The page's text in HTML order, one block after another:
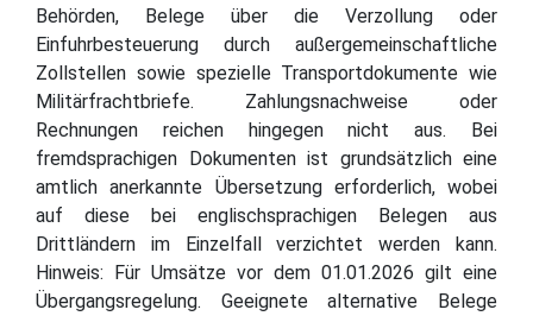
Behörden, Belege über die Verzollung oder
Einfuhrbesteuerung durch außergemeinschaftliche
Zollstellen sowie spezielle Transportdokumente wie
Militärfrachtbriefe. Zahlungsnachweise oder
Rechnungen reichen hingegen nicht aus. Bei
fremdsprachigen Dokumenten ist grundsätzlich eine
amtlich anerkannte Übersetzung erforderlich, wobei
auf diese bei englischsprachigen Belegen aus
Drittländern im Einzelfall verzichtet werden kann.
Hinweis: Für Umsätze vor dem 01.01.2026 gilt eine
Übergangsregelung. Geeignete alternative Belege